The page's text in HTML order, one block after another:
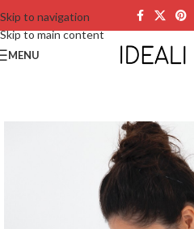
Skip to navigation
Skip to main content
MENU